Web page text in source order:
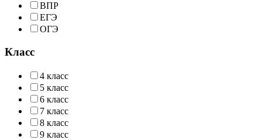
ВПР
ЕГЭ
ОГЭ
Класс
4 класс
5 класс
6 класс
7 класс
8 класс
9 класс